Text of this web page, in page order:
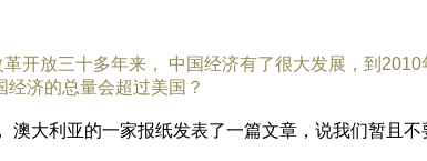
革开放三十多年来， 中国经济有了很大发展，到
经济的总量会超过美国？
大利亚的一家报纸发表了一篇文章，说我们暂且不